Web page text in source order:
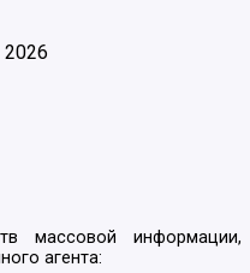
2026
массовой информации,
агента: